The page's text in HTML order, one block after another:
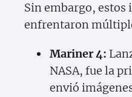
Sin embargo,
enfrentaron
Mariner 4:
NASA, fue la
envió